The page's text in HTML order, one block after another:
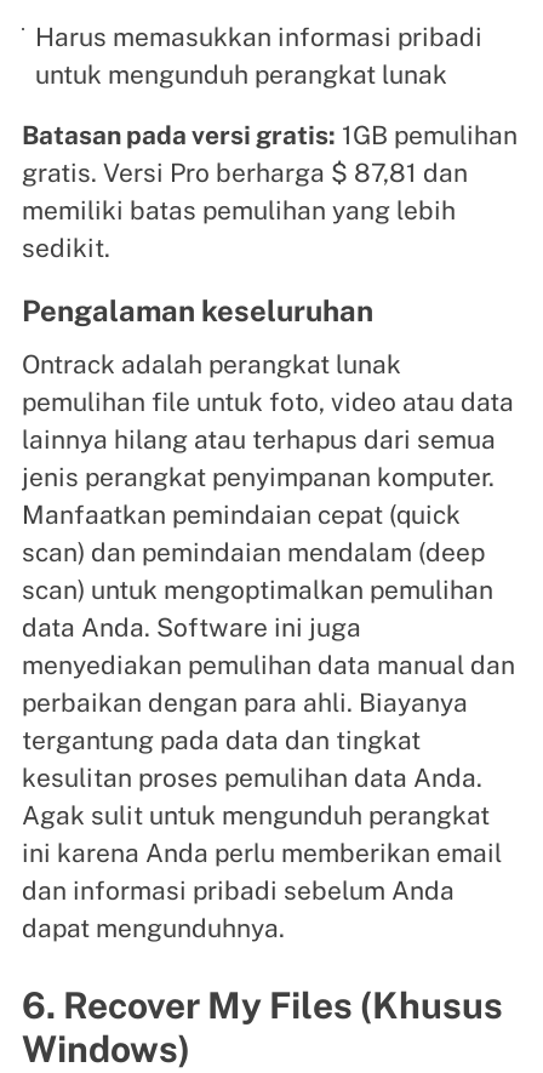
Harus memasukkan informasi pribadi
untuk mengunduh perangkat lunak
Batasan pada versi gratis: 1GB pemulihan
gratis. Versi Pro berharga $ 87,81 dan
memiliki batas pemulihan yang lebih
sedikit.
Pengalaman keseluruhan
Ontrack adalah perangkat lunak
pemulihan file untuk foto, video atau data
lainnya hilang atau terhapus dari semua
jenis perangkat penyimpanan komputer.
Manfaatkan pemindaian cepat (quick
scan) dan pemindaian mendalam (deep
scan) untuk mengoptimalkan pemulihan
data Anda. Software ini juga
menyediakan pemulihan data manual dan
perbaikan dengan para ahli. Biayanya
tergantung pada data dan tingkat
kesulitan proses pemulihan data Anda.
Agak sulit untuk mengunduh perangkat
ini karena Anda perlu memberikan email
dan informasi pribadi sebelum Anda
dapat mengunduhnya.
6. Recover My Files (Khusus
Windows)